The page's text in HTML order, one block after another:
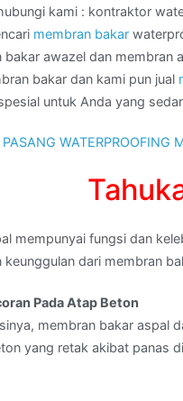
kami : kontraktor
membran bakar
awazel dan membran
bakar dan kami pun jual
untuk Anda yang
mempunyai fungsi dan
keunggulan dari membran
Pada Atap Beton
membran bakar aspal
yang retak akibat panas